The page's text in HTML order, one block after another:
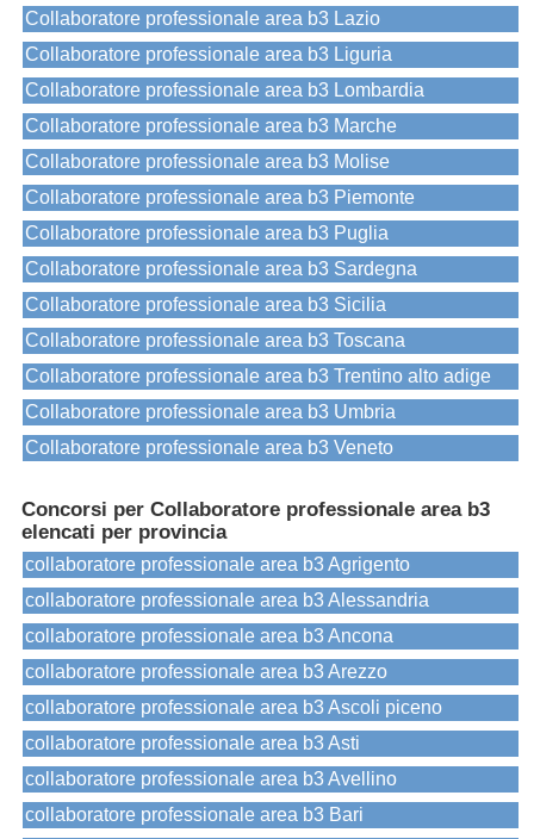
Collaboratore professionale area b3 Lazio
Collaboratore professionale area b3 Liguria
Collaboratore professionale area b3 Lombardia
Collaboratore professionale area b3 Marche
Collaboratore professionale area b3 Molise
Collaboratore professionale area b3 Piemonte
Collaboratore professionale area b3 Puglia
Collaboratore professionale area b3 Sardegna
Collaboratore professionale area b3 Sicilia
Collaboratore professionale area b3 Toscana
Collaboratore professionale area b3 Trentino alto adige
Collaboratore professionale area b3 Umbria
Collaboratore professionale area b3 Veneto
Concorsi per Collaboratore professionale area b3
elencati per provincia
collaboratore professionale area b3 Agrigento
collaboratore professionale area b3 Alessandria
collaboratore professionale area b3 Ancona
collaboratore professionale area b3 Arezzo
collaboratore professionale area b3 Ascoli piceno
collaboratore professionale area b3 Asti
collaboratore professionale area b3 Avellino
collaboratore professionale area b3 Bari